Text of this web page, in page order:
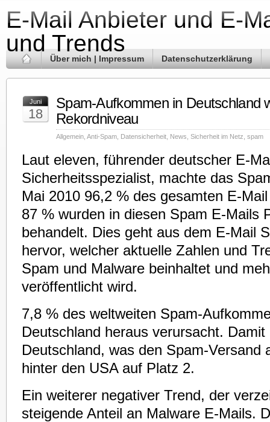
E-Mail Anbieter und E-
und Trends
Über mich | Impressum Datenschutzerklärung
Juni
18
Spam-Aufkommen in Deutschland
Rekordniveau
Allgemein Anti-Spam Datensicherheit News Sicherheit im Netz spam
Laut eleven, führender deutscher E-
Sicherheitsspezialist, machte das
Mai 2010 96,2 % des gesamten E-
87 % wurden in diesen Spam E-Mails
behandelt. Dies geht aus dem E-Mail
hervor, welcher aktuelle Zahlen und
Spam und Malware beinhaltet und
veröffentlicht wird.
7,8 % des weltweiten Spam-
Deutschland heraus verursacht. Damit
Deutschland, was den Spam-Versand
hinter den USA auf Platz 2.
Ein weiterer negativer Trend, der
steigende Anteil an Malware E-Mails.